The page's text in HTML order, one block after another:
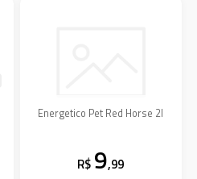
Energetico Pet Red Horse 2l
R$ 9,99